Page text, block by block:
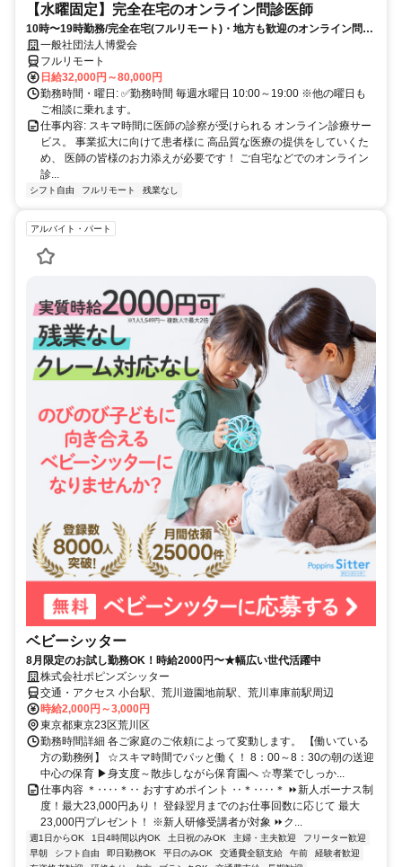
【水曜固定】完全在宅のオンライン問診医師
10時〜19時勤務/完全在宅(フルリモート)・地方も歓迎のオンライン問診
業務一般社団法人博愛会
フルリモート
日給32,000円～80,000円
勤務時間・曜日: ✅勤務時間 毎週水曜日 10:00～19:00 ※他の曜日も
ご相談に乗れます。
仕事内容: スキマ時間に医師の診察が受けられる オンライン診療サー
ビス。 事業拡大に向けて患者様に 高品質な医療の提供をしていくた
め、 医師の皆様のお力添えが必要です！ ご自宅などでのオンライン
診...
シフト自由 フルリモート 残業なし
アルバイト・パート
ベビーシッター
8月限定のお試し勤務OK！時給2000円〜★幅広い世代活躍中
株式会社ポピンズシッター
交通・アクセス 小台駅、荒川遊園地前駅、荒川車庫前駅周辺
時給2,000円～3,000円
東京都東京23区荒川区
勤務時間詳細 各ご家庭のご依頼によって変動します。 【働いている
方の勤務例】 ☆スキマ時間でパッと働く！ 8：00～8：30の朝の送迎
中心の保育 ▶身支度～散歩しながら保育園へ ☆専業でしっか...
仕事内容 ＊‥‥＊‥ おすすめポイント ‥＊‥‥＊ ⏩新人ボーナス制
度！最大23,000円あり！ 登録翌月までのお仕事回数に応じて 最大
23,000円プレゼント！ ※新人研修受講者が対象 ⏩ク...
週1日からOK 1日4時間以内OK 土日祝のみOK 主婦・主夫歓迎
フリーター歓迎
早朝
シフト自由 即日勤務OK 平日のみOK 交通費全額支給 午前
経験者歓迎